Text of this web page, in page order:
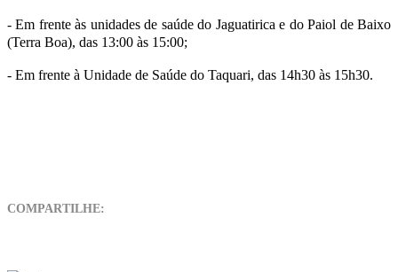
- Em frente às unidades de saúde do Jaguatirica e do Paiol de Baixo
(Terra Boa), das 13:00 às 15:00;
- Em frente à Unidade de Saúde do Taquari, das 14h30 às 15h30.
COMPARTILHE: